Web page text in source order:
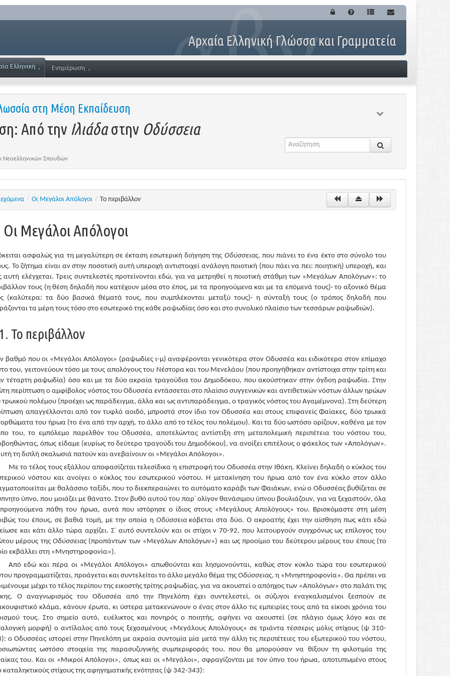
Αρχαία Ελληνική Γλώσσα και Γραμματεία
Ελληνική Ενημέρωση
στη Μέση Εκπαίδευση
Από την Ιλιάδαστην Οδύσσεια
Νεοελληνικών Σπουδών
/ Οι Μεγάλοι Απόλογοι / Το περιβάλλον
Οι Μεγάλοι Απόλογοι
ασφαλώς για τη μεγαλύτερη σε έκταση εσωτερική διήγηση της Οδύσσειας, που πιάνει το ένα έκτο στο σύνολο του
Το ζήτημα είναι αν στην ποσοτική αυτή υπεροχή αντιστοιχεί ανάλογη ποιοτική (που πάει να πει: ποιητική) υπεροχή, και
αυτή ελέγχεται. Τρεις συντελεστές προτείνονται εδώ, για να μετρηθεί η ποιοτική στάθμη των «Μεγάλων Απολόγων»: το
τους (η θέση δηλαδή που κατέχουν μέσα στο έπος, με τα προηγούμενα και με τα επόμενά τους)· το αξονικό θέμα
(καλύτερα: τα δύο βασικά θέματά τους, που συμπλέκονται μεταξύ τους)· η σύνταξή τους (ο τρόπος δηλαδή που
τα μέρη τους τόσο στο εσωτερικό της κάθε ραψωδίας όσο και στο συνολικό πλαίσιο των τεσσάρων ραψωδιών).
Το περιβάλλον
βαθμό που οι «Μεγάλοι Απόλογοι» (ραψωδίες ι-μ) αναφέρονται γενικότερα στον Οδυσσέα και ειδικότερα στον επίμαχο
του, γειτονεύουν τόσο με τους απολόγους του Νέστορα και του Μενελάου (που προηγήθηκαν αντίστοιχα στην τρίτη και
τέταρτη ραψωδία) όσο και με τα δύο ακραία τραγούδια του Δημοδόκου, που ακούστηκαν στην όγδοη ραψωδία. Στην
περίπτωση ο αμφίβολος νόστος του Οδυσσέα εντάσσεται στο πλαίσιο συγγενικών και αντιθετικών νόστων άλλων ηρώων
τρωικού πολέμου (προέχει ως παράδειγμα, άλλα και ως αντιπαράδειγμα, ο τραγικός νόστος του Αγαμέμνονα). Στη δεύτερη
απαγγέλλονται από τον τυφλό αοιδό, μπροστά στον ίδιο τον Οδυσσέα και στους επιφανείς Φαίακες, δύο τρωικά
του ήρωα (το ένα από την αρχή, το άλλο από το τέλος του πολέμου). Και τα δύο ωστόσο ορίζουν, καθένα με τον
του, το εμπόλεμο παρελθόν του Οδυσσέα, αποτελώντας αντίστιξη στη μεταπολεμική περιπέτεια του νόστου του,
όπως είδαμε (κυρίως το δεύτερο τραγούδι του Δημοδόκου), να ανοίξει επιτέλους ο φάκελος των «Απολόγων».
τη διπλή σκαλωσιά πατούν και ανεβαίνουν οι «Μεγάλοι Απόλογοι».
Με το τέλος τους εξάλλου αποφασίζεται τελεσίδικα η επιστροφή του Οδυσσέα στην Ιθάκη. Κλείνει δηλαδή ο κύκλος του
νόστου και ανοίγει ο κύκλος του εσωτερικού νόστου. Η μετακίνηση του ήρωα από τον ένα κύκλο στον άλλο
με θαλάσσιο ταξίδι, που το διεκπεραιώνει το αυτόματο καράβι των Φαιάκων, ενώ ο Οδυσσέας βυθίζεται σε
ύπνο, που μοιάζει με θάνατο. Στον βυθό αυτού του παρ᾽ ολίγον θανάσιμου ύπνου βουλιάζουν, για να ξεχαστούν, όλα
πάθη του ήρωα, αυτά που ιστόρησε ο ίδιος στους «Μεγάλους Απολόγους» του. Βρισκόμαστε στη μέση
του έπους, σε βαθιά τομή, με την οποία η Οδύσσειακόβεται στα δύο. Ο ακροατής έχει την αίσθηση πως κάτι εδώ
και κάτι άλλο τώρα αρχίζει. Σ᾽ αυτό συντελούν και οι στίχοι ν 70-92, που λειτουργούν συγχρόνως ως επίλογος του
μέρους της Οδύσσειας(προπάντων των «Μεγάλων Απολόγων») και ως προοίμιο του δεύτερου μέρους του έπους (το
εκβάλλει στη «Μνηστηροφονία»).
Από εδώ και πέρα οι «Μεγάλοι Απόλογοι» απωθούνται και λησμονούνται, καθώς στον κύκλο τώρα του εσωτερικού
προγραμματίζεται, προάγεται και συντελείται το άλλο μεγάλο θέμα της Οδύσσειας, η «Μνηστηροφονία». Θα πρέπει να
μέχρι το τέλος περίπου της εικοστής τρίτης ραψωδίας, για να ακουστεί ο απόηχος των «Απολόγων» στο παλάτι της
Ο αναγνωρισμός του Οδυσσέα από την Πηνελόπη έχει συντελεστεί, οι σύζυγοι εναγκαλισμένοι ξεσπούν σε
κλάμα, κάνουν έρωτα, κι ύστερα μετακενώνουν ο ένας στον άλλο τις εμπειρίες τους από τα είκοσι χρόνια του
τους. Στο σημείο αυτό, ευέλικτος και πονηρός ο ποιητής, αφήνει να ακουστεί (σε πλάγιο όμως λόγο και σε
μορφή) ο αντίλαλος από τους ξεχασμένους «Μεγάλους Απολόγους» σε τριάντα τέσσερις μόλις στίχους (ψ 310-
ο Οδυσσέας ιστορεί στην Πηνελόπη με ακραία συντομία μία μετά την άλλη τις περιπέτειες του εξωτερικού του νόστου,
ωστόσο στοιχεία της παρασυζυγικής συμπεριφοράς του, που θα μπορούσαν να θίξουν τη φιλοτιμία της
του. Και οι «Μικροί Απόλογοι», όπως και οι «Μεγάλοι», σφραγίζονται με τον ύπνο του ήρωα, αποτυπωμένο στους
καταληκτικούς στίχους της αφηγηματικής ενότητας (ψ 342-343):